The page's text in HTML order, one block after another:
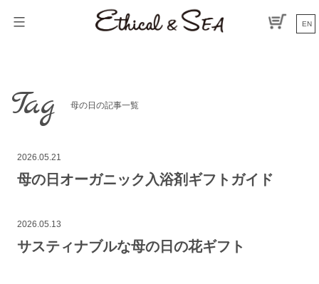
EN
Tag 母の日の記事一覧
2026.05.21
母の日オーガニック入浴剤ギフトガイド
2026.05.13
サスティナブルな母の日の花ギフト